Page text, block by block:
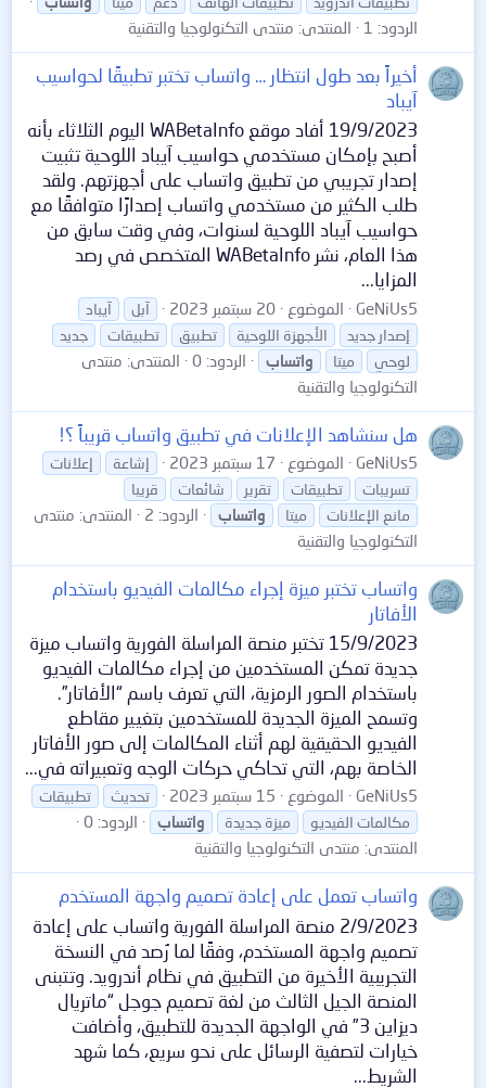
الردود: 1 المنتدى: منتدى التكنولوجيا والتقنية
أخيراً بعد طول انتظار … واتساب تختبر تطبيقًا لحواسيب
آيباد
19/9/2023 أفاد موقع WABetaInfo اليوم الثلاثاء بأنه
أصبح بإمكان مستخدمي حواسيب آيباد اللوحية تثبيت
إصدار تجريبي من تطبيق واتساب على أجهزتهم. ولقد
طلب الكثير من مستخدمي واتساب إصدارًا متوافقًا مع
حواسيب آيباد اللوحية لسنوات، وفي وقت سابق من
هذا العام، نشر WABetaInfo المتخصص في رصد
المزايا...
GeNiUs5 الموضوع 20 سبتمبر 2023 آبل
آيباد
إصدار جديد
الأجهزة اللوحية تطبيق تطبيقات
جديد
لوحي
ميتا واتساب الردود: 0 المنتدى: منتدى
التكنولوجيا والتقنية
هل سنشاهد الإعلانات في تطبيق واتساب قريباً ؟!
GeNiUs5 الموضوع 17 سبتمبر 2023 إشاعة
إعلانات
تسريبات
تطبيقات تقرير شائعات
قريبا
مانع الإعلانات
ميتا واتساب الردود: 2 المنتدى: منتدى
التكنولوجيا والتقنية
واتساب تختبر ميزة إجراء مكالمات الفيديو باستخدام
الأفاتار
15/9/2023 تختبر منصة المراسلة الفورية واتساب ميزة
جديدة تمكن المستخدمين من إجراء مكالمات الفيديو
باستخدام الصور الرمزية، التي تعرف باسم “الأفاتار”.
وتسمح الميزة الجديدة للمستخدمين بتغيير مقاطع
الفيديو الحقيقية لهم أثناء المكالمات إلى صور الأفاتار
الخاصة بهم، التي تحاكي حركات الوجه وتعبيراته في...
GeNiUs5 الموضوع 15 سبتمبر 2023 تحديث
تطبيقات
مكالمات الفيديو
ميزة جديدة واتساب
الردود: 0
المنتدى: منتدى التكنولوجيا والتقنية
واتساب تعمل على إعادة تصميم واجهة المستخدم
2/9/2023 منصة المراسلة الفورية واتساب على إعادة
تصميم واجهة المستخدم، وفقًا لما رُصد في النسخة
التجريبية الأخيرة من التطبيق في نظام أندرويد. وتتبنى
المنصة الجيل الثالث من لغة تصميم جوجل “ماتريال
ديزاين 3” في الواجهة الجديدة للتطبيق، وأضافت
خيارات لتصفية الرسائل على نحو سريع، كما شهد
الشريط...